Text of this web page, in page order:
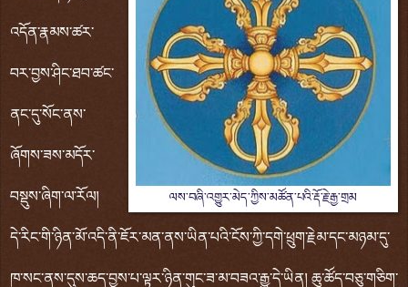
ལས་བཞི་འགྱུར་མེད་ཀྱིས་མཚོན་པའི་རྡོ་རྗེ་རྒྱ་གྲམ
འདོན་རྣམས་ཚར་
བར་བྱས་ཤིང་ཐབ་ཚང་
ནང་དུ་སོང་ནས་
ཞོགས་ཟས་མདོར་
བསྡུས་ཞིག་ལ་རོལ།
དེ་རིང་གི་ཉིན་མོ་འདི་ནི་ཇོར་མན་ནས་ཡིན་པའི་ངོས་ཀྱི་དགེ་ཕྲུག་རྗེམ་དང་མཉམ་དུ་
ཁ་སང་ནས་དུས་ཆད་བྱས་པ་ལྟར་ཉིན་གུང་ཟ་མ་བཟའ་རྒྱུ་དེ་ཡིན། ཆུ་ཚོད་བཅུ་གཅིག་